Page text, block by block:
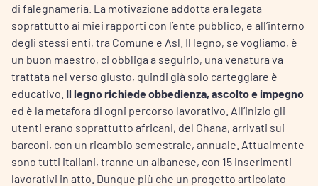
di falegnameria. La motivazione addotta era legata
soprattutto ai miei rapporti con l’ente pubblico, e all’interno
degli stessi enti, tra Comune e Asl. Il legno, se vogliamo, è
un buon maestro, ci obbliga a seguirlo, una venatura va
trattata nel verso giusto, quindi già solo carteggiare è
educativo. Il legno richiede obbedienza, ascolto e impegno
ed è la metafora di ogni percorso lavorativo. All’inizio gli
utenti erano soprattutto africani, del Ghana, arrivati sui
barconi, con un ricambio semestrale, annuale. Attualmente
sono tutti italiani, tranne un albanese, con 15 inserimenti
lavorativi in atto. Dunque più che un progetto articolato